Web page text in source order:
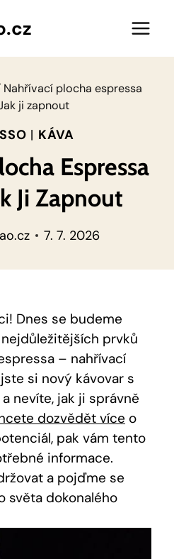
Nahřívací plocha espressa
ji zapnout
| KÁVA
Espressa
Ji Zapnout
7. 7. 2026
Dnes se budeme
prvků
– nahřívací
si nový kávovar s
nevíte, jak ji správně
dozvědět více o
pak vám tento
informace.
a pojďme se
světa dokonalého